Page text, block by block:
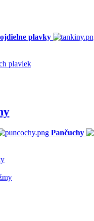
plavky
plaviek
Pančuchy